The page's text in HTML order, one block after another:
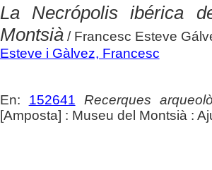
La Necrópolis ibérica
Montsià/ Francesc Esteve
Esteve i Gàlvez, Francesc
En: 152641
Recerques
[Amposta] : Museu del Montsià :